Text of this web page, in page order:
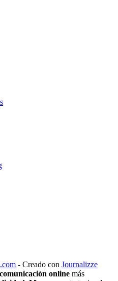
- Creado con Journalizze
online más